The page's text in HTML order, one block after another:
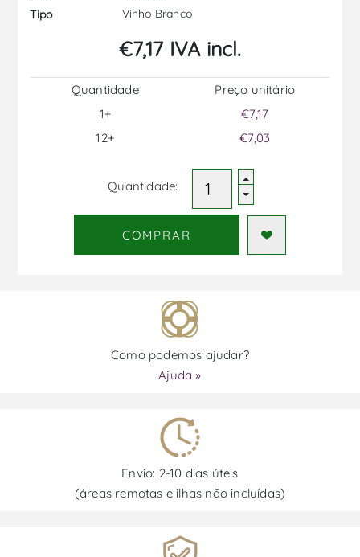
Tipo
Vinho Branco
€7,17 IVA incl.
Quantidade
1+
12+
Preço unitário
€7,17
€7,03
Quantidade:
COMPRAR
Como podemos ajudar?
Ajuda »
Envio: 2-10 dias úteis
(áreas remotas e ilhas não incluídas)